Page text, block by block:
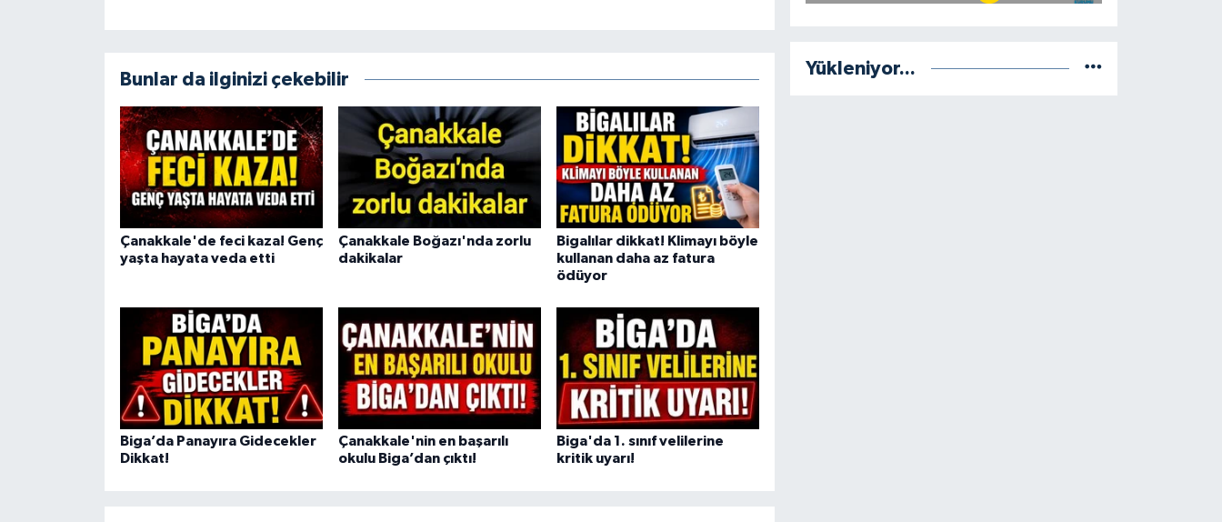
Bunlar da ilginizi çekebilir
Çanakkale'de feci kaza! Genç
yaşta hayata veda etti
Çanakkale Boğazı'nda zorlu
dakikalar
Bigalılar dikkat! Klimayı böyle
kullanan daha az fatura
ödüyor
Biga’da Panayıra Gidecekler
Dikkat!
Çanakkale'nin en başarılı
okulu Biga’dan çıktı!
Biga'da 1. sınıf velilerine
kritik uyarı!
Yükleniyor...